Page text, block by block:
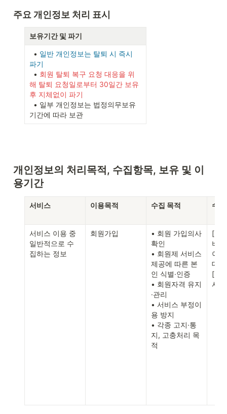
주요 개인정보 처리 표시
보유기간 및 파기
  •
일반 개인정보는 탈퇴 시 즉시
파기
  •
회원 탈퇴 복구 요청 대응을 위
해 탈퇴 요청일로부터 30일간 보유
후 지체없이 파기
기간에 따라 보관
개인정보의 처리목적, 수집항목, 보유 및 이
용기간
서비스 이용목적 수집 목적 수
서비스 이용 중
일반적으로 수
집하는 정보
회원가입
• 회원 가입의사
확인
• 회원제 서비스
제공에 따른 본
인 식별·인증
• 회원자격 유지
·관리
• 서비스 부정이
용 방지
• 각종 고지·통
지, 고충처리 목
적
[필
비
이
대
[선
사진